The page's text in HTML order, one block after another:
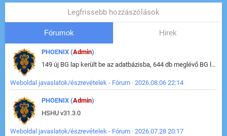
Legfrissebb hozzászólások
Fórumok Hirek
PHOENIX (Admin)
149 új BG lap került be az adatbázisba, 644 db meglévő BG lap módosult, bekerültek az új képek a megváltozott lapokhoz is.
Weboldal javaslatok/észrevételek - Fórum · 2026.08.06 22:14
PHOENIX (Admin)
HSHU v31.3.0
Weboldal javaslatok/észrevételek - Fórum · 2026.07.28 20:17